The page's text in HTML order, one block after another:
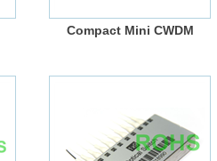
Compact Mini CWDM